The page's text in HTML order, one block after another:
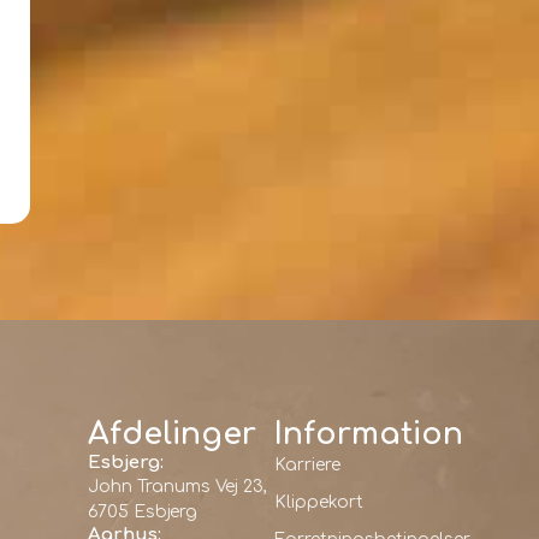
Afdelinger
Esbjerg:
John Tranums Vej 23,
6705 Esbjerg
Aarhus:
Information
Karriere
Klippekort